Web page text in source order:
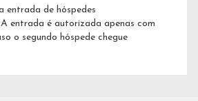
entrada de hóspedes
entrada é autorizada apenas com
o segundo hóspede chegue